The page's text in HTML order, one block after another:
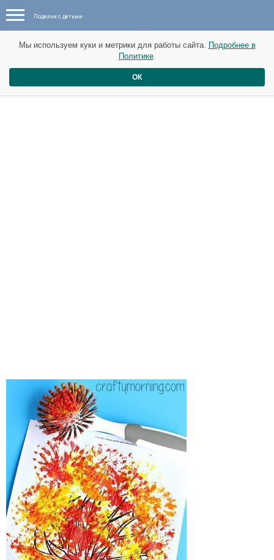
Поделки с детьми
Поделки с детьми - идеи - 26 июля
Необычные техники рисования
Мы используем куки и метрики для работы сайта. Подробнее в
Политике.
ОК